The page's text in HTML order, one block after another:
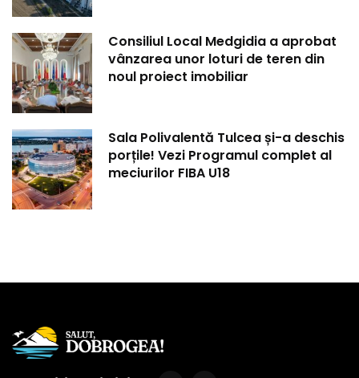
Consiliul Local Medgidia a aprobat
vânzarea unor loturi de teren din
noul proiect imobiliar
Sala Polivalentă Tulcea și-a deschis
porțile! Vezi Programul complet al
meciurilor FIBA U18